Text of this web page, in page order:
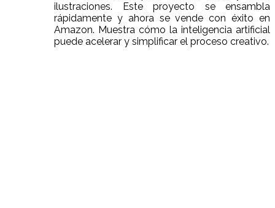
ilustraciones. Este proyecto se ensambla
rápidamente y ahora se vende con éxito en
Amazon. Muestra cómo la inteligencia artificial
puede acelerar y simplificar el proceso creativo.